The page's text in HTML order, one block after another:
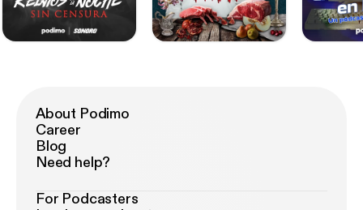
About Podimo
Career
Blog
Need help?
For Podcasters